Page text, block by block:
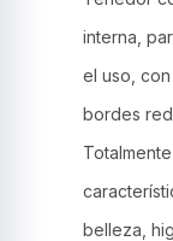
interna,
el uso,
bordes
belleza,